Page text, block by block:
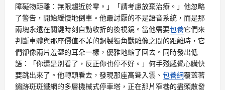
障礙物距離：無限趨近於零。」「請考慮放棄治療。」他忽略
了警告，開始緩慢地倒車。他最討厭的不是語音系統，而是那
兩塊永遠在關鍵時刻自動收折的後視鏡。當他需要包養它們來
判斷車體與那座價值不菲的銅製獨角獸雕像之間的距離時，它
們卻像兩片羞澀的耳朵一樣，優雅地縮了回去。同時發出低
語：「你還是別看了，反正你也停不好。」何手殘感覺心臟快
要跳出來了。他轉頭看去，發現那座高聳入雲、 包養網覆蓋著
鏽跡斑斑鐵網的多層機械式停車塔，正在那片窄巷的盡頭散發